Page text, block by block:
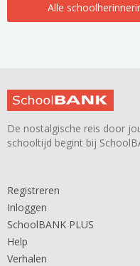
Alle
De nostalgische reis door
schooltijd begint bij
Registreren
Inloggen
SchoolBANK PLUS
Help
Verhalen